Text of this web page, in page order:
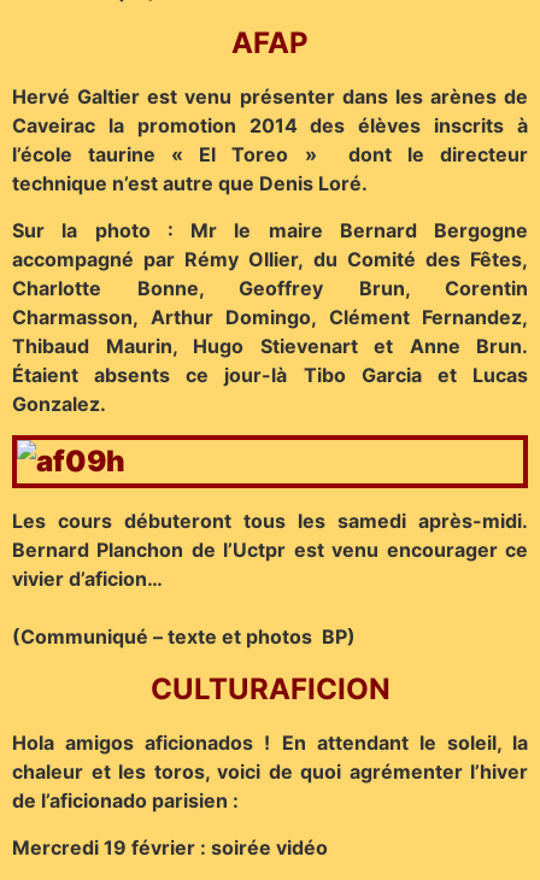
AFAP
Hervé Galtier est venu présenter dans les arènes de
Caveirac la promotion 2014 des élèves inscrits à
l’école taurine « El Toreo » dont le directeur
technique n’est autre que Denis Loré.
Sur la photo : Mr le maire Bernard Bergogne
accompagné par Rémy Ollier, du Comité des Fêtes,
Charlotte Bonne, Geoffrey Brun, Corentin
Charmasson, Arthur Domingo, Clément Fernandez,
Thibaud Maurin, Hugo Stievenart et Anne Brun.
Étaient absents ce jour-là Tibo Garcia et Lucas
Gonzalez.
Les cours débuteront tous les samedi après-midi.
Bernard Planchon de l’Uctpr est venu encourager ce
vivier d’aficion…
(Communiqué – texte et photos BP)
CULTURAFICION
Hola amigos aficionados ! En attendant le soleil, la
chaleur et les toros, voici de quoi agrémenter l’hiver
de l’aficionado parisien :
Mercredi 19 février : soirée vidéo